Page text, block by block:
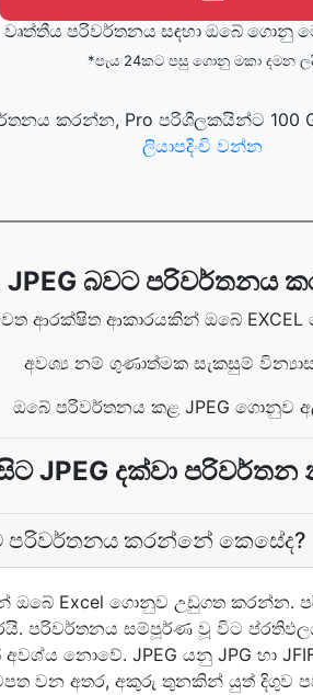
වෘත්තීය පරිවර්තනය සඳහා ඔබේ ගොනු
*පැය 24කට පසු ගොනු මකා දමන
කරන්න, Pro පරිශීලකයින්ට 100
ලියාපදිංචි වන්න
JPEG බවට පරිවර්තනය
ආරක්ෂිත ආකාරයකින් ඔබේ
අවශ්‍ය නම් ගුණාත්මක සැකසුම්
ඔබේ පරිවර්තනය කළ JPEG ගොනුව
සිට JPEG දක්වා
පරිවර්තනය කරන්නේ කෙසේද?
ඔබේ Excel ගොනුව උඩුගත කරන්න.
පරිවර්තනය සම්පූර්ණ වූ විට
නොවේ. JPEG යනු JPG හා
වන අතර, අකුරු තුනකින් යුත් දිගුව